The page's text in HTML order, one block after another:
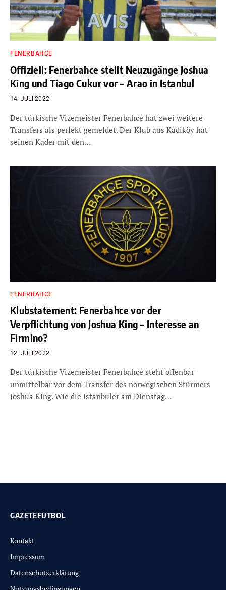
FENERBAHCE
Offiziell: Fenerbahce stellt Neuzugänge Joshua
King und Tiago Cukur vor – Arao in Istanbul
14. JULI 2022
Der türkische Vizemeister Fenerbahce hat zwei weitere
Transfers als perfekt gemeldet. Der Klub aus Kadiköy hat
seinen Kader mit den…
FENERBAHCE
Klubstatement: Fenerbahce vor der
Verpflichtung von Joshua King – Interesse an
Firmino?
12. JULI 2022
Der türkische Vizemeister Fenerbahce steht offenbar
unmittelbar vor dem Transfer des norwegischen Stürmers
Joshua King. Wie die Istanbuler am Dienstag…
GAZETEFUTBOL
Kontakt
Impressum
Datenschutzerklärung